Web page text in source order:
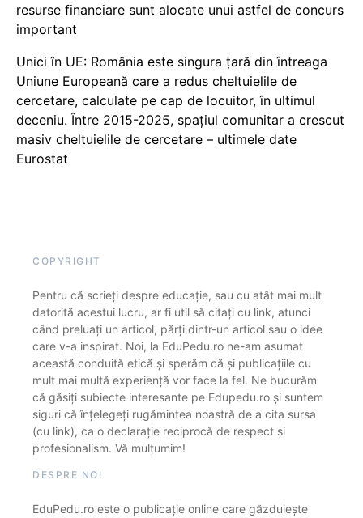
resurse financiare sunt alocate unui astfel de concurs
important
Unici în UE: România este singura țară din întreaga
Uniune Europeană care a redus cheltuielile de
cercetare, calculate pe cap de locuitor, în ultimul
deceniu. Între 2015-2025, spațiul comunitar a crescut
masiv cheltuielile de cercetare – ultimele date
Eurostat
COPYRIGHT
Pentru că scrieți despre educație, sau cu atât mai mult
datorită acestui lucru, ar fi util să citați cu link, atunci
când preluați un articol, părți dintr-un articol sau o idee
care v-a inspirat. Noi, la EduPedu.ro ne-am asumat
această conduită etică și sperăm că și publicațiile cu
mult mai multă experiență vor face la fel. Ne bucurăm
că găsiți subiecte interesante pe Edupedu.ro și suntem
siguri că înțelegeți rugămintea noastră de a cita sursa
(cu link), ca o declarație reciprocă de respect și
profesionalism. Vă mulțumim!
DESPRE NOI
EduPedu.ro este o publicație online care găzduiește